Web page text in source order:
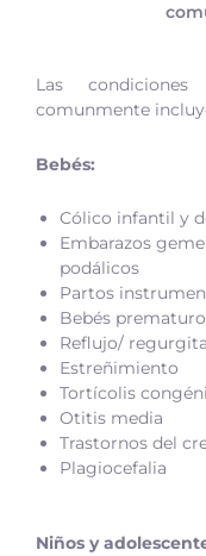
Las
comunmente
Bebés:
Cólico infantil y
Embarazos
podálicos
Partos
Bebés
Reflujo/
Estreñimiento
Tortícolis
Otitis media
Trastornos del
Plagiocefalia
Niños y